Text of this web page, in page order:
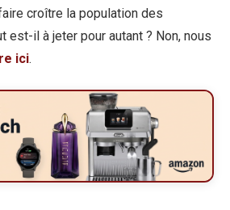
croître la population des
est-il à jeter pour autant ? Non, nous
ici.